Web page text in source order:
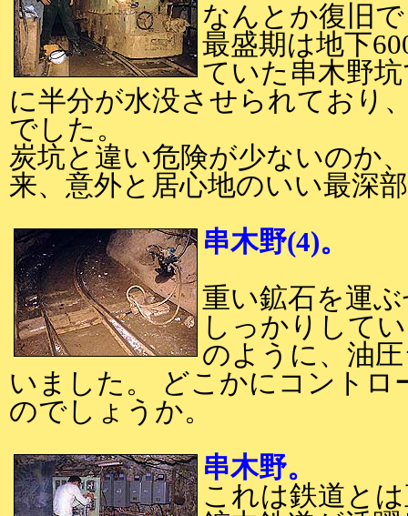
なんとか復旧
最盛期は地下
ていた串木野
に半分が水没させられており
でした。
炭坑と違い危険が少ないのか
来、意外と居心地のいい最深
串木野(4)。
重い鉱石を運
しっかりして
のように、油
いました。 どこかにコントロ
のでしょうか。
串木野。
これは鉄道と